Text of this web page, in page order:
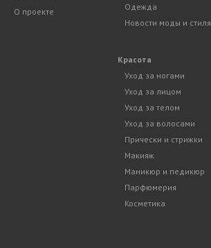
О проекте
Одежда
Новости моды и стиля
Красота
Уход за ногами
Уход за лицом
Уход за телом
Уход за волосами
Прически и стрижки
Макияж
Маникюр и педикюр
Парфюмерия
Косметика